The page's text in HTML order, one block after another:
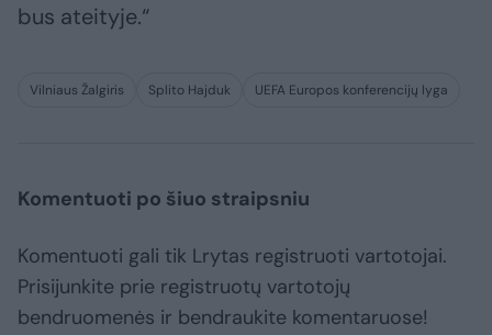
bus ateityje.“
Vilniaus Žalgiris Splito Hajduk UEFA Europos konferencijų lyga
Komentuoti po šiuo straipsniu
Komentuoti gali tik Lrytas registruoti vartotojai.
Prisijunkite prie registruotų vartotojų
bendruomenės ir bendraukite komentaruose!